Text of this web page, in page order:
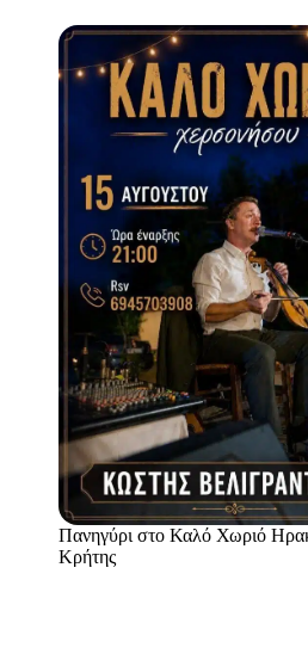
Πανηγύρι στο Καλό Χωριό
Κρήτης